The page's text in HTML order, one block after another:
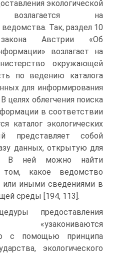
экологической
возлагается на
Так, раздел 10
закона Австрии «Об
возлагает на
окружающей
по ведению каталога
для информирования
целях облегчения поиска
в соответствии
каталог экологических
представляет собой
данных, открытую для
B ней можно найти
какое ведомство
или иными сведениями в
среды [194, 113].
предоставления
«узакониваются
с помощью принципа
экологического